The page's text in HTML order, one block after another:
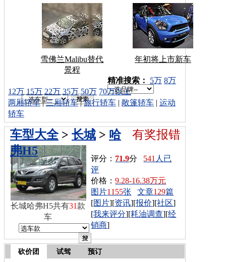
雪佛兰Malibu替代
景程
年初将上市新车
车型搜索：
精准搜索： 5万 8万
12万 15万 22万 35万 50万 70万以上
两厢轿车|三厢轿车|旅行轿车 | 敞篷轿车 | 运动
轿车
有奖报错
车型大全> 长城 > 哈
弗H5
评分： 71.9分 541 人已
评
价格：9.28-16.38万元
图片1155张 文章129篇
[图片][资讯][报价][社区]
[我来评分][耗油调查][经
销商]
长城哈弗H5共有31款
车
砍价团 试驾 预订